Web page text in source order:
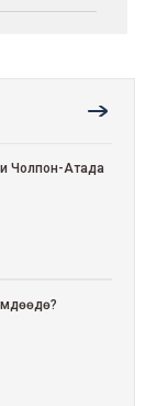
Чолпон-Атада